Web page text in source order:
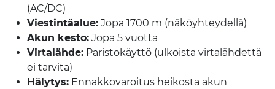
(AC/DC)
Viestintäalue: Jopa 1700 m (näköyhteydellä)
Akun kesto: Jopa 5 vuotta
Virtalähde: Paristokäyttö (ulkoista virtalähdettä
ei tarvita)
Hälytys: Ennakkovaroitus heikosta akun